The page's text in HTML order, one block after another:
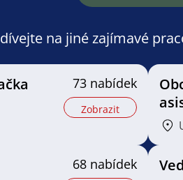
na jiné zajímavé
73 nabídek
Zobrazit
68 nabídek